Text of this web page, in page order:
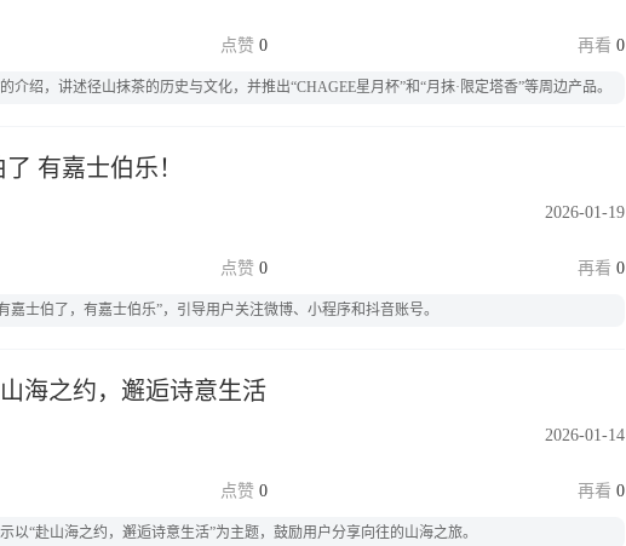
0 0
介绍，讲述径山抹茶的历史与文化，并推出“CHAGEE星月杯”和“月抹·限定塔香”等周边产品。
有嘉士伯乐！
2026-01-19
0 0
士伯了，有嘉士伯乐”，引导用户关注微博、小程序和抖音账号。
海之约，邂逅诗意生活
2026-01-14
0 0
“赴山海之约，邂逅诗意生活”为主题，鼓励用户分享向往的山海之旅。